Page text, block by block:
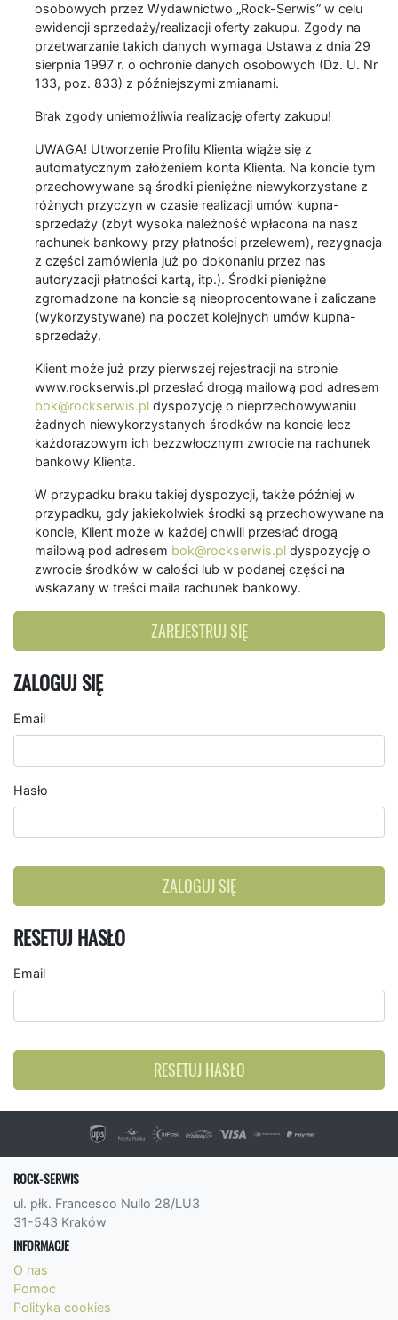
osobowych przez Wydawnictwo „Rock-Serwis” w celu
ewidencji sprzedaży/realizacji oferty zakupu. Zgody na
przetwarzanie takich danych wymaga Ustawa z dnia 29
sierpnia 1997 r. o ochronie danych osobowych (Dz. U. Nr
133, poz. 833) z późniejszymi zmianami.
Brak zgody uniemożliwia realizację oferty zakupu!
UWAGA! Utworzenie Profilu Klienta wiąże się z
automatycznym założeniem konta Klienta. Na koncie tym
przechowywane są środki pieniężne niewykorzystane z
różnych przyczyn w czasie realizacji umów kupna-
sprzedaży (zbyt wysoka należność wpłacona na nasz
rachunek bankowy przy płatności przelewem), rezygnacja
z części zamówienia już po dokonaniu przez nas
autoryzacji płatności kartą, itp.). Środki pieniężne
zgromadzone na koncie są nieoprocentowane i zaliczane
(wykorzystywane) na poczet kolejnych umów kupna-
sprzedaży.
Klient może już przy pierwszej rejestracji na stronie
www.rockserwis.pl przesłać drogą mailową pod adresem
bok@rockserwis.pl dyspozycję o nieprzechowywaniu
żadnych niewykorzystanych środków na koncie lecz
każdorazowym ich bezzwłocznym zwrocie na rachunek
bankowy Klienta.
W przypadku braku takiej dyspozycji, także później w
przypadku, gdy jakiekolwiek środki są przechowywane na
koncie, Klient może w każdej chwili przesłać drogą
mailową pod adresem bok@rockserwis.pl dyspozycję o
zwrocie środków w całości lub w podanej części na
wskazany w treści maila rachunek bankowy.
ZAREJESTRUJ SIĘ
ZALOGUJ SIĘ
Email
Hasło
ZALOGUJ SIĘ
RESETUJ HASŁO
Email
RESETUJ HASŁO
ROCK-SERWIS
ul. płk. Francesco Nullo 28/LU3
31-543 Kraków
INFORMACJE
O nas
Pomoc
Polityka cookies